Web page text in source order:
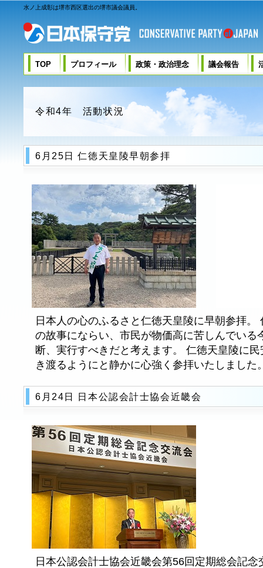
水ノ上成彰は堺市西区選出の堺市議会議員。
令和4年 活動状況
6月25日 仁徳天皇陵早朝参拝
日本人の心のふるさと仁徳天皇陵に早朝参拝。
の故事にならい、市民が物価高に苦しんでいる
断、実行すべきだと考えます。 仁徳天皇陵に
き渡るようにと静かに心強く参拝いたしました
6月24日 日本公認会計士協会近畿会
日本公認会計士協会近畿会第56回定期総会記
TOP プロフィール 政策・政治理念 議会報告